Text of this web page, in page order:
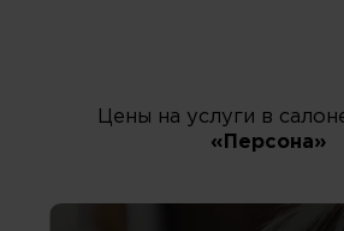
Цены на услуги в
«Персона»